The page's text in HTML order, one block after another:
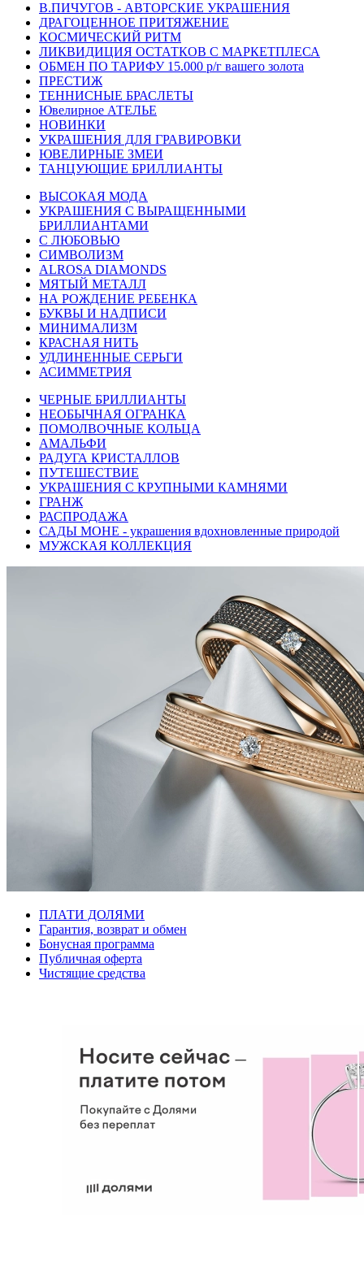
В.ПИЧУГОВ - АВТОРСКИЕ УКРАШЕНИЯ
ДРАГОЦЕННОЕ ПРИТЯЖЕНИЕ
КОСМИЧЕСКИЙ РИТМ
ЛИКВИДИЦИЯ ОСТАТКОВ С МАРКЕТПЛЕСА
ОБМЕН ПО ТАРИФУ 15.000 р/г вашего золота
ПРЕСТИЖ
ТЕННИСНЫЕ БРАСЛЕТЫ
Ювелирное АТЕЛЬЕ
НОВИНКИ
УКРАШЕНИЯ ДЛЯ ГРАВИРОВКИ
ЮВЕЛИРНЫЕ ЗМЕИ
ТАНЦУЮЩИЕ БРИЛЛИАНТЫ
ВЫСОКАЯ МОДА
УКРАШЕНИЯ С ВЫРАЩЕННЫМИ
БРИЛЛИАНТАМИ
С ЛЮБОВЬЮ
СИМВОЛИЗМ
ALROSA DIAMONDS
МЯТЫЙ МЕТАЛЛ
НА РОЖДЕНИЕ РЕБЕНКА
БУКВЫ И НАДПИСИ
МИНИМАЛИЗМ
КРАСНАЯ НИТЬ
УДЛИНЕННЫЕ СЕРЬГИ
АСИММЕТРИЯ
ЧЕРНЫЕ БРИЛЛИАНТЫ
НЕОБЫЧНАЯ ОГРАНКА
ПОМОЛВОЧНЫЕ КОЛЬЦА
АМАЛЬФИ
РАДУГА КРИСТАЛЛОВ
ПУТЕШЕСТВИЕ
УКРАШЕНИЯ С КРУПНЫМИ КАМНЯМИ
ГРАНЖ
РАСПРОДАЖА
САДЫ МОНЕ - украшения вдохновленные природой
МУЖСКАЯ КОЛЛЕКЦИЯ
ПЛАТИ ДОЛЯМИ
Гарантия, возврат и обмен
Бонусная программа
Публичная оферта
Чистящие средства